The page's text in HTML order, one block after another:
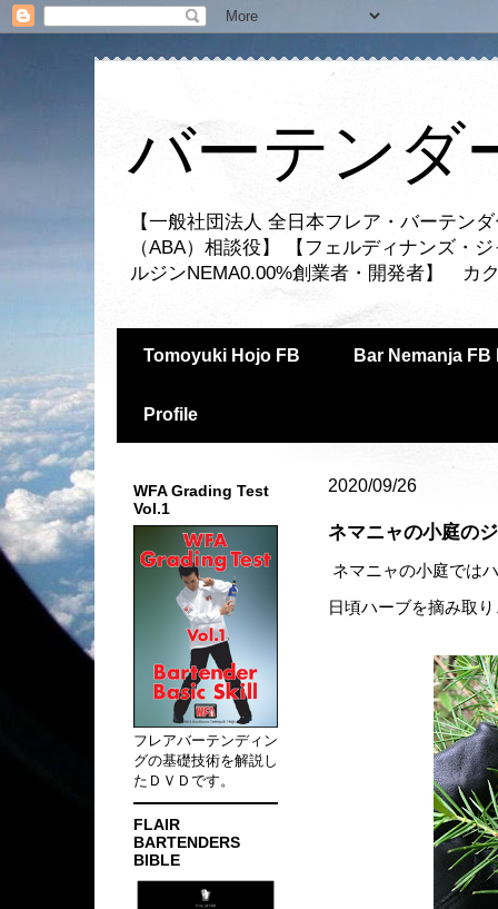
バーテンダ
【一般社団法人 全日本フレア・バーテン
（ABA）相談役】 【フェルディナンズ・
ルジンNEMA0.00%創業者・開発者】 カ
Tomoyuki Hojo FB Bar Nemanja FB
Profile
2020/09/26
ネマニャの小庭の
ネマニャの小庭では
日頃ハーブを摘み取
WFA Grading Test
Vol.1
フレアバーテンディン
グの基礎技術を解説し
たＤＶＤです。
FLAIR
BARTENDERS
BIBLE